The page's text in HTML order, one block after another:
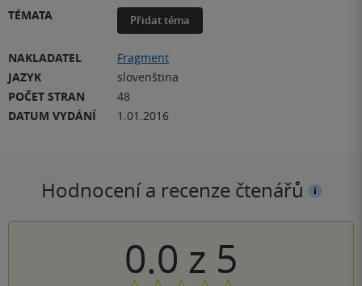
TÉMATA
Přidat téma
NAKLADATEL
Fragment
JAZYK
slovenština
POČET STRAN
48
DATUM VYDÁNÍ
1.01.2016
Hodnocení a recenze čtenářů
0.0 z 5